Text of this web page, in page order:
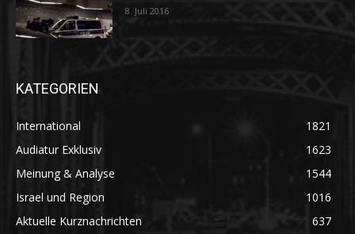
8. Juli 2016
KATEGORIEN
International
1821
Audiatur Exklusiv
1623
Meinung & Analyse
1544
Israel und Region
1016
Aktuelle Kurznachrichten
637